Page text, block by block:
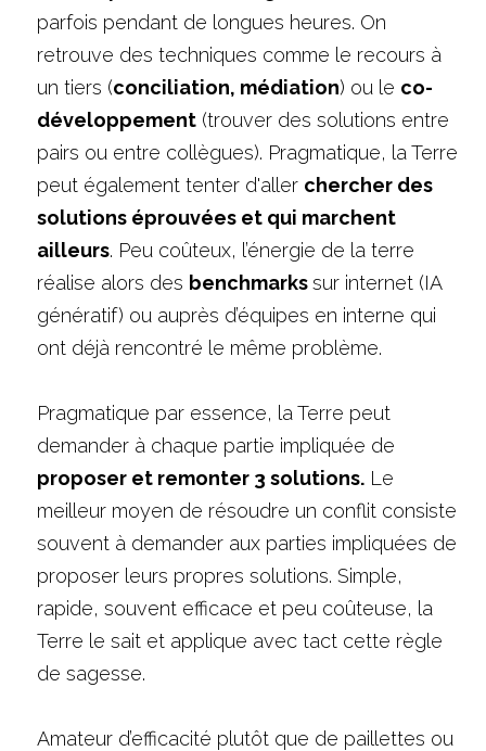
parfois pendant de longues heures. On
retrouve des techniques comme le recours à
un tiers (conciliation, médiation) ou le co-
développement (trouver des solutions entre
pairs ou entre collègues). Pragmatique, la Terre
peut également tenter d'aller chercher des
solutions éprouvées et qui marchent
ailleurs. Peu coûteux, l’énergie de la terre
réalise alors des benchmarks sur internet (IA
génératif) ou auprès d’équipes en interne qui
ont déjà rencontré le même problème.
Pragmatique par essence, la Terre peut
proposer et remonter 3 solutions. Le
meilleur moyen de résoudre un conflit consiste
souvent à demander aux parties impliquées de
proposer leurs propres solutions. Simple,
rapide, souvent efficace et peu coûteuse, la
Terre le sait et applique avec tact cette règle
de sagesse.
Amateur d’efficacité plutôt que de paillettes ou